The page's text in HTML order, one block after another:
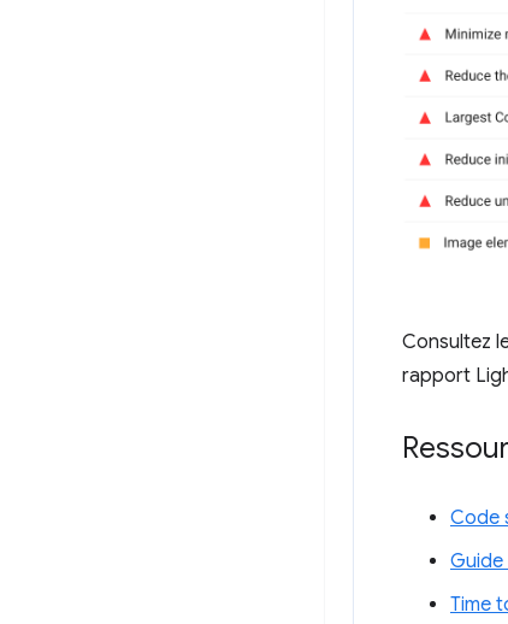
Consultez
rapport
Code
Time